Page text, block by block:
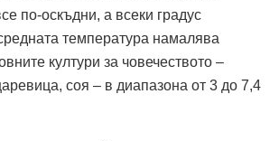
по-оскъдни, а всеки градус
температура намалява
култури за човечеството –
соя – в диапазона от 3 до 7,4